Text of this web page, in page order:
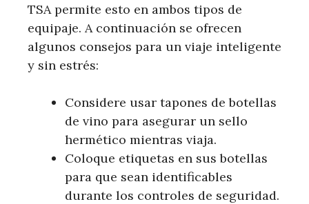
TSA permite esto en ambos tipos de
equipaje. A continuación se ofrecen
algunos consejos para un viaje inteligente
y sin estrés:
Considere usar tapones de botellas
de vino para asegurar un sello
hermético mientras viaja.
Coloque etiquetas en sus botellas
para que sean identificables
durante los controles de seguridad.